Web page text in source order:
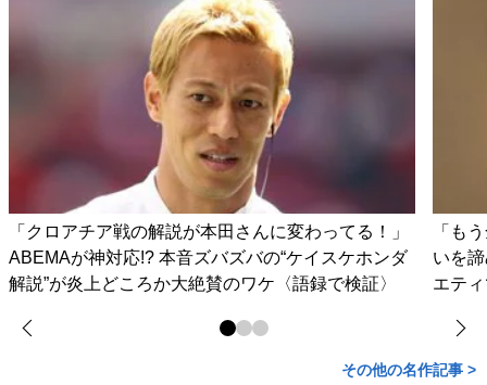
「クロアチア戦の解説が本田さんに変わってる！」
ABEMAが神対応!? 本音ズバズバの“ケイスケホンダ
解説”が炎上どころか大絶賛のワケ〈語録で検証〉
「も
いを
エテ
その他の名作記事 >